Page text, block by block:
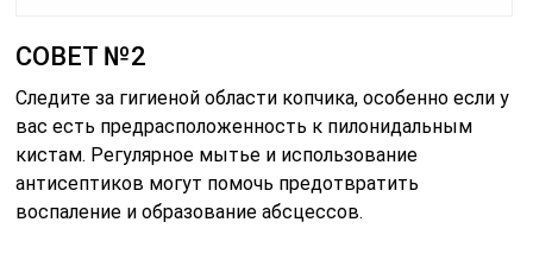
СОВЕТ №2
Следите за гигиеной области копчика, особенно если у
вас есть предрасположенность к пилонидальным
кистам. Регулярное мытье и использование
антисептиков могут помочь предотвратить
воспаление и образование абсцессов.